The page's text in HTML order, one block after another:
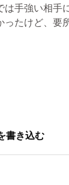
は手強い相手
ったけど、要
書き込む